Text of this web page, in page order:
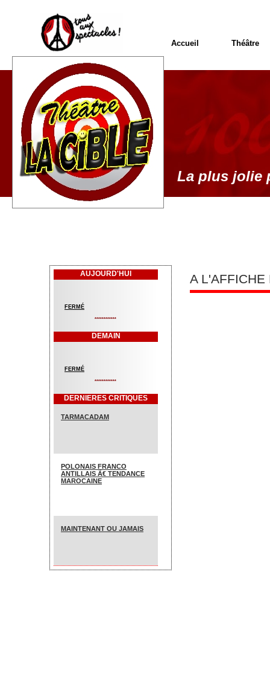
AUJOURD'HUI
FERMÉ
************
DEMAIN
FERMÉ
************
DERNIERES CRITIQUES
TARMACADAM
POLONAIS FRANCO
ANTILLAIS Ã€ TENDANCE
MAROCAINE
MAINTENANT OU JAMAIS
La plus jolie
Accueil Théâtre
A L'AFFICHE